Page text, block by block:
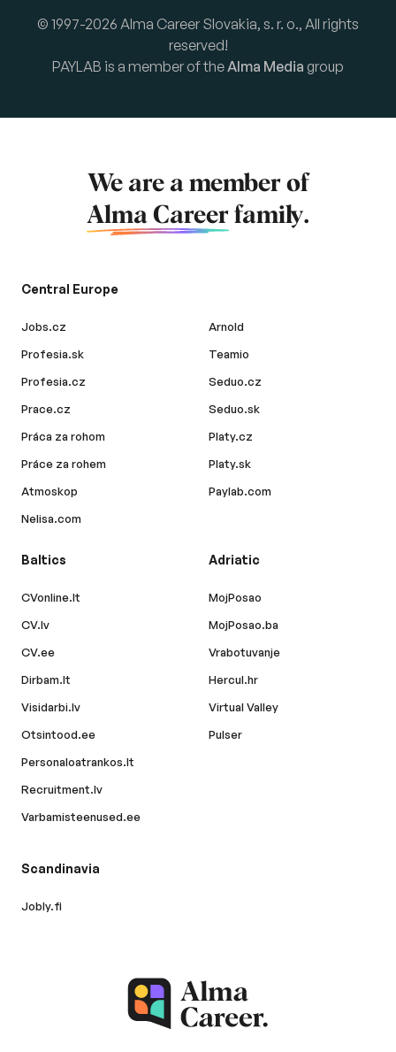
© 1997-2026 Alma Career Slovakia, s. r. o., All rights
reserved!
PAYLAB is a member of the Alma Media group
We are a member of
Alma Career family.
Central Europe
Jobs.cz
Profesia.sk
Profesia.cz
Prace.cz
Práca za rohom
Práce za rohem
Atmoskop
Nelisa.com
Arnold
Teamio
Seduo.cz
Seduo.sk
Platy.cz
Platy.sk
Paylab.com
Baltics
CVonline.lt
CV.lv
CV.ee
Dirbam.lt
Visidarbi.lv
Otsintood.ee
Personaloatrankos.lt
Recruitment.lv
Varbamisteenused.ee
Adriatic
MojPosao
MojPosao.ba
Vrabotuvanje
Hercul.hr
Virtual Valley
Pulser
Scandinavia
Jobly.fi